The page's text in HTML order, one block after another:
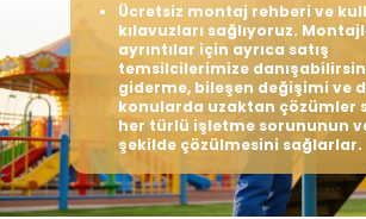
Ücretsiz montaj rehberi ve
kılavuzları sağlıyoruz.
ayrıntılar için ayrıca satış
temsilcilerimize
giderme, bileşen değişimi ve
konularda uzaktan çözümler
her türlü işletme sorununun
şekilde çözülmesini sağlarlar.